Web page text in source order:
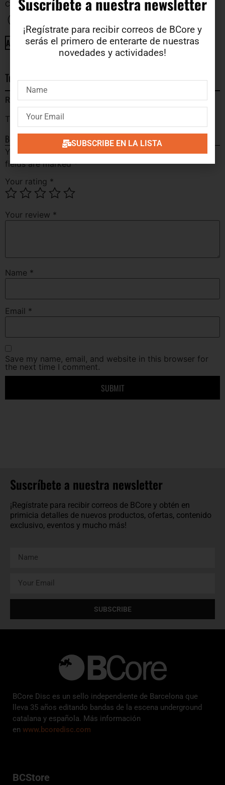
CHANNELS
ADD TO CART
MAPLE
ADD TO CART
Tu opinion
Reviews
There are no reviews yet.
Be the first to review “The Owners”
Your email address will not be published. Required
fields are marked*
Your rating *
Your review *
Name *
Email *
Save my name, email, and website in this browser for
the next time I comment.
Suscríbete a nuestra newsletter
¡Regístrate para recibir correos de BCore y obtén en
primicia detalles de nuevos productos, ofertas, contenido
exclusivo, eventos y mucho más!
SUBSCRIBE
BCore Disc es un sello independiente de Barcelona que
lleva 35 años editando bandas de la escena underground
catalana y española. Más información
en www.bcoredisc.com
BCStore
¡Regístrate para recibir correos de BCore y
serás el primero de enterarte de nuestras
novedades y actividades!
SUBSCRIBE EN LA LISTA